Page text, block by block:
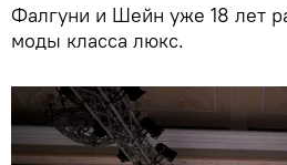
Фалгуни и Шейн уже 18 лет
моды класса люкс.